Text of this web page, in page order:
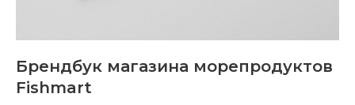
Брендбук магазина морепродуктов
Fishmart